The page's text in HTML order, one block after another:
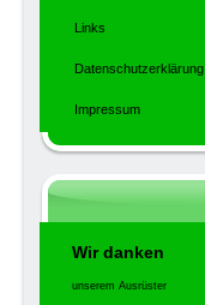
Links
Datenschutzerklärung
Impressum
Wir danken
unserem Ausrüster